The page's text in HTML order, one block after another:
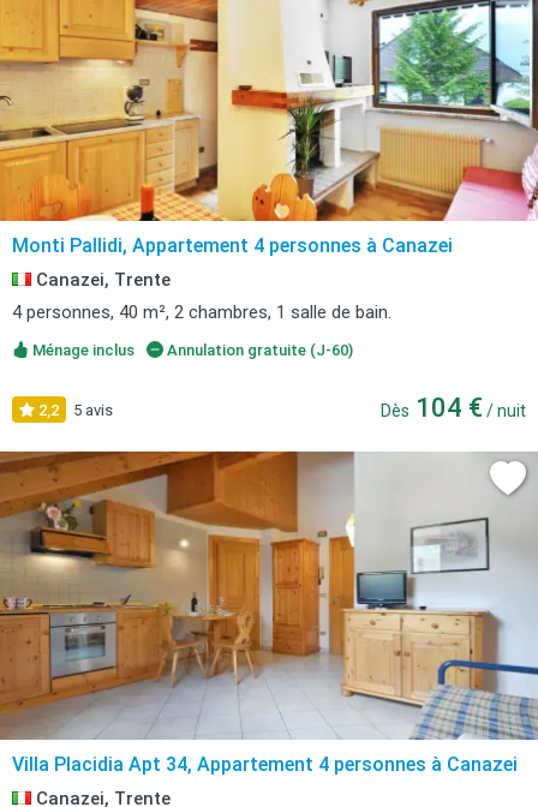
Monti Pallidi, Appartement 4 personnes à Canazei
Canazei, Trente
4 personnes, 40 m², 2 chambres, 1 salle de bain.
Ménage inclus Annulation gratuite (J-60)
2,2 5 avis Dès 104 € / nuit
Villa Placidia Apt 34, Appartement 4 personnes à Canazei
Canazei, Trente